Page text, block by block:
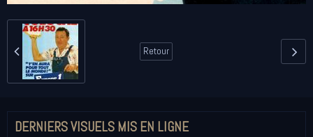
Retour
DERNIERS VISUELS MIS EN LIGNE